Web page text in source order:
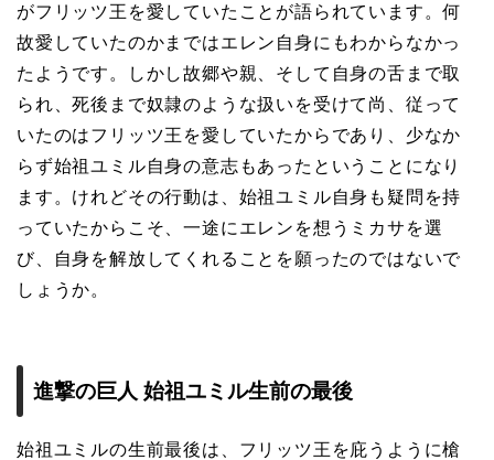
がフリッツ王を愛していたことが語られています。何
故愛していたのかまではエレン自身にもわからなかっ
たようです。しかし故郷や親、そして自身の舌まで取
られ、死後まで奴隷のような扱いを受けて尚、従って
いたのはフリッツ王を愛していたからであり、少なか
らず始祖ユミル自身の意志もあったということになり
ます。けれどその行動は、始祖ユミル自身も疑問を持
っていたからこそ、一途にエレンを想うミカサを選
び、自身を解放してくれることを願ったのではないで
しょうか。
進撃の巨人 始祖ユミル生前の最後
始祖ユミルの生前最後は、フリッツ王を庇うように槍